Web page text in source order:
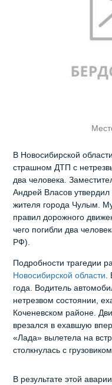
В Новосибирской
страшном ДТП с
два человека.
Андрей Власов
жителя города Чулым.
правил дорожного
чего погибли два
РФ).
Подробности трагедии
Новосибирской области.
года. Водитель
нетрезвом состоянии,
Коченевском районе.
врезался в ехавшую
«Лада» вылетела на
столкнулась с
В результате этой